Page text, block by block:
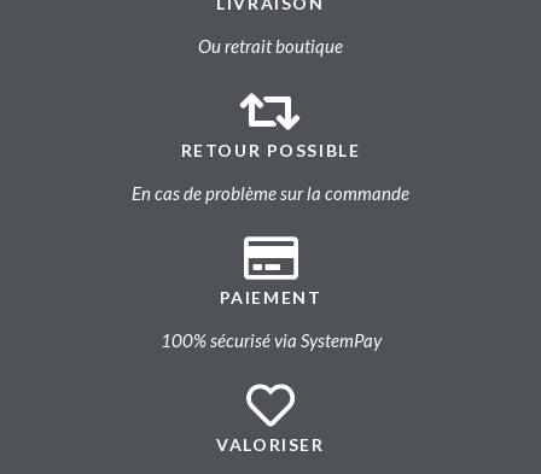
Ou retrait boutique
RETOUR POSSIBLE
En cas de problème sur la commande
PAIEMENT
100% sécurisé via SystemPay
VALORISER